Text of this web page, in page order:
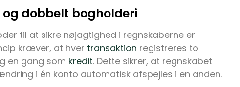
dobbelt bogholderi
til at sikre nøjagtighed i regnskaberne er
kræver, at hver transaktion registreres to
en gang som kredit. Dette sikrer, at regnskabet
i én konto automatisk afspejles i en anden.